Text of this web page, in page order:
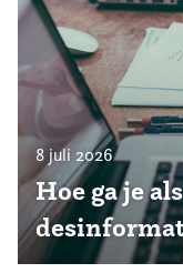
8 juli 2026
Hoe ga je